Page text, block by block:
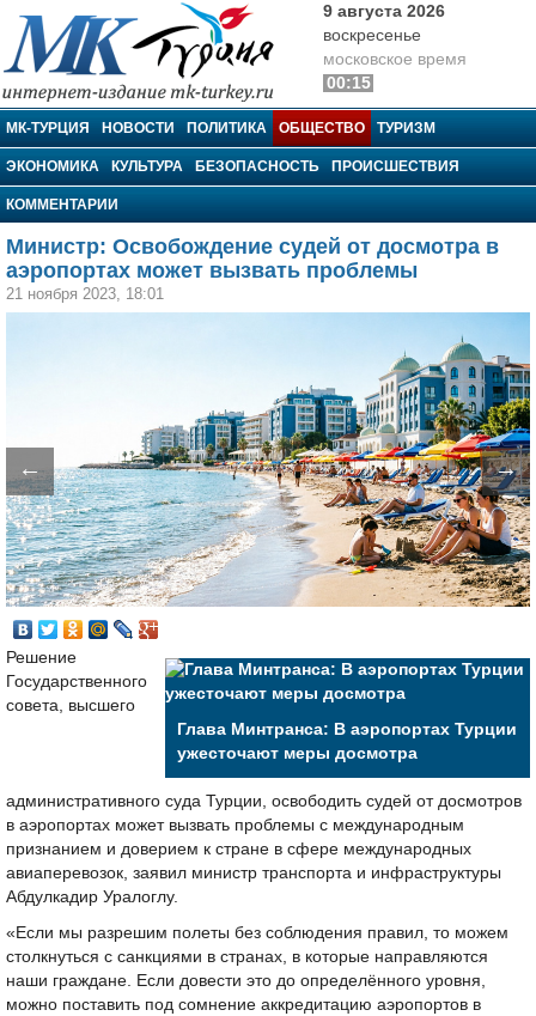
МК-Турция
9 августа 2026
воскресенье
московское время
00:15
МК-ТУРЦИЯ НОВОСТИ ПОЛИТИКА ОБЩЕСТВО ТУРИЗМ
ЭКОНОМИКА КУЛЬТУРА БЕЗОПАСНОСТЬ ПРОИСШЕСТВИЯ
КОММЕНТАРИИ
Министр: Освобождение судей от досмотра в
аэропортах может вызвать проблемы
21 ноября 2023, 18:01
← →
Глава Минтранса: В аэропортах Турции
ужесточают меры досмотра
Решение
Государственного
совета, высшего
административного суда Турции, освободить судей от досмотров
в аэропортах может вызвать проблемы с международным
признанием и доверием к стране в сфере международных
авиаперевозок, заявил министр транспорта и инфраструктуры
Абдулкадир Уралоглу.
«Если мы разрешим полеты без соблюдения правил, то можем
столкнуться с санкциями в странах, в которые направляются
наши граждане. Если довести это до определённого уровня,
можно поставить под сомнение аккредитацию аэропортов в